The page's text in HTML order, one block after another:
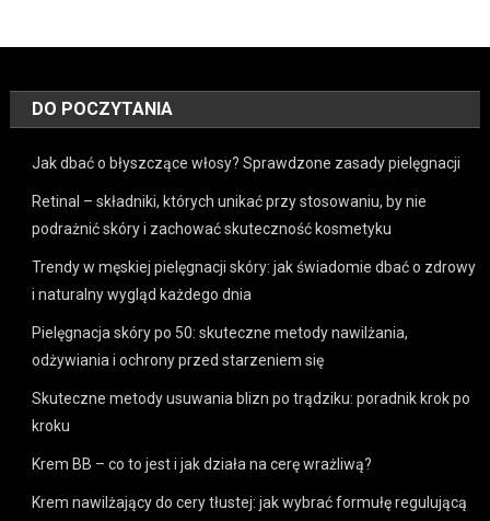
DO POCZYTANIA
Jak dbać o błyszczące włosy? Sprawdzone zasady pielęgnacji
Retinal – składniki, których unikać przy stosowaniu, by nie
podrażnić skóry i zachować skuteczność kosmetyku
Trendy w męskiej pielęgnacji skóry: jak świadomie dbać o zdrowy
i naturalny wygląd każdego dnia
Pielęgnacja skóry po 50: skuteczne metody nawilżania,
odżywiania i ochrony przed starzeniem się
Skuteczne metody usuwania blizn po trądziku: poradnik krok po
kroku
Krem BB – co to jest i jak działa na cerę wrażliwą?
Krem nawilżający do cery tłustej: jak wybrać formułę regulującą